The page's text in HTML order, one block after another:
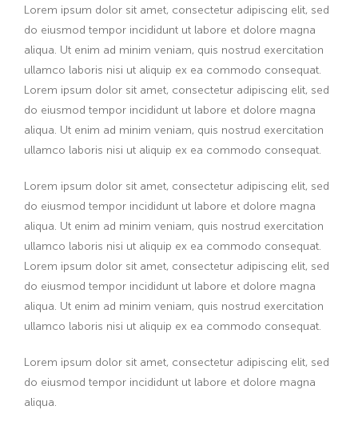
Lorem ipsum dolor sit amet, consectetur adipiscing elit, sed
do eiusmod tempor incididunt ut labore et dolore magna
aliqua. Ut enim ad minim veniam, quis nostrud exercitation
ullamco laboris nisi ut aliquip ex ea commodo consequat.
Lorem ipsum dolor sit amet, consectetur adipiscing elit, sed
do eiusmod tempor incididunt ut labore et dolore magna
aliqua. Ut enim ad minim veniam, quis nostrud exercitation
ullamco laboris nisi ut aliquip ex ea commodo consequat.
Lorem ipsum dolor sit amet, consectetur adipiscing elit, sed
do eiusmod tempor incididunt ut labore et dolore magna
aliqua. Ut enim ad minim veniam, quis nostrud exercitation
ullamco laboris nisi ut aliquip ex ea commodo consequat.
Lorem ipsum dolor sit amet, consectetur adipiscing elit, sed
do eiusmod tempor incididunt ut labore et dolore magna
aliqua. Ut enim ad minim veniam, quis nostrud exercitation
ullamco laboris nisi ut aliquip ex ea commodo consequat.
Lorem ipsum dolor sit amet, consectetur adipiscing elit, sed
do eiusmod tempor incididunt ut labore et dolore magna
aliqua.